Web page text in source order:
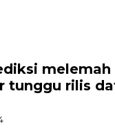
melemah
tunggu rilis